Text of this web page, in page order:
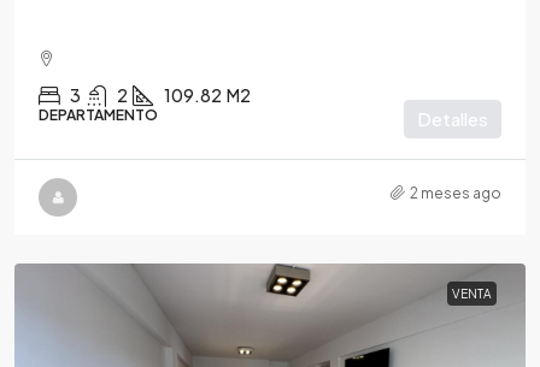
3 2 109.82 M2
DEPARTAMENTO Detalles
2 meses ago
VENTA